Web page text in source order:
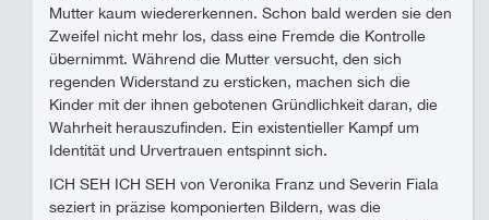
Mutter kaum wiedererkennen. Schon bald werden sie den
Zweifel nicht mehr los, dass eine Fremde die Kontrolle
übernimmt. Während die Mutter versucht, den sich
regenden Widerstand zu ersticken, machen sich die
Kinder mit der ihnen gebotenen Gründlichkeit daran, die
Wahrheit herauszufinden. Ein existentieller Kampf um
Identität und Urvertrauen entspinnt sich.
ICH SEH ICH SEH von Veronika Franz und Severin Fiala
seziert in präzise komponierten Bildern, was die